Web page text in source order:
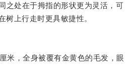
处在于拇指的形状更为灵活，可
树上行走时更具敏捷性。
，全身被覆有金黄色的毛发，眼